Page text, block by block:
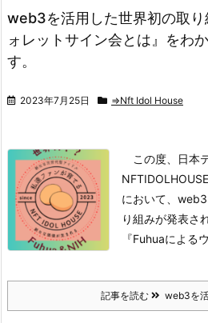
web3を活用した世界初の取
ォレットサイン会とは』をわ
す。
2023年7月25日 ⇒Nft Idol House
この度、日本
において、
り組みが発表さ
『Fuhuaによる
記事を読む web3を